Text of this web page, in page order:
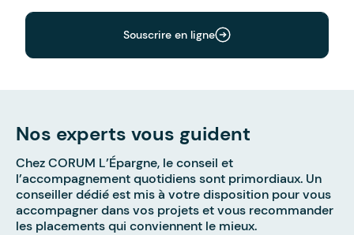
Souscrire en ligne
Nos experts vous guident
Chez CORUM L’Épargne, le conseil et
l’accompagnement quotidiens sont primordiaux. Un
conseiller dédié est mis à votre disposition pour vous
accompagner dans vos projets et vous recommander
les placements qui conviennent le mieux.